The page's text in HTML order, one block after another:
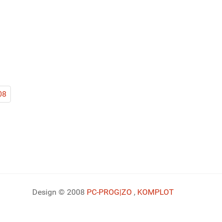
Design © 2008 PC-PROG|ZO , KOMPLOT